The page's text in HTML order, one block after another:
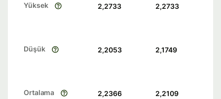
Yüksek 2,2733 2,2733
Düşük 2,2053 2,1749
Ortalama 2,2366 2,2109